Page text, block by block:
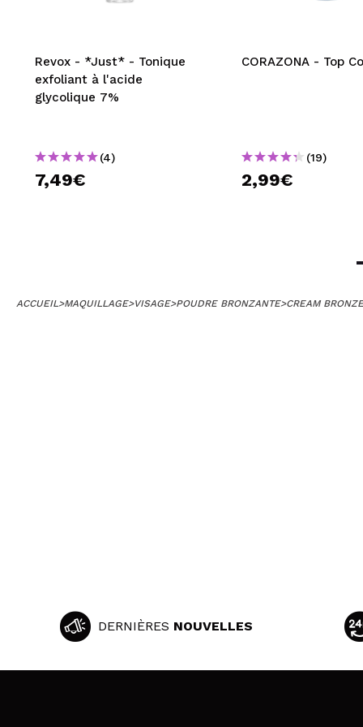
Revox - *Just* - Tonique
exfoliant à l'acide
glycolique 7%
(4)
7,49€
CORAZONA - Top
(19)
2,99€
ACCUEIL>MAQUILLAGE>VISAGE>POUDRE BRONZANTE>CREAM
DERNIÈRES NOUVELLES